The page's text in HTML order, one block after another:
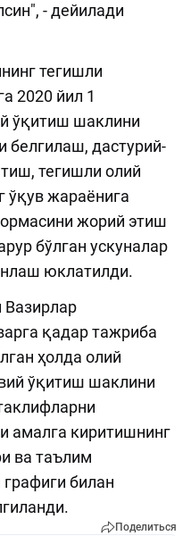
- дейилади
тегишли
2020 йил 1
ўқитиш шаклини
белгилаш, дастурий-
тегишли олий
ўқув жараёнига
жорий этиш
бўлган ускуналар
юклатилди.
Вазирлар
қадар тажриба
ҳолда олий
ўқитиш шаклини
амалга киритишнинг
ва таълим
билан
Поделиться